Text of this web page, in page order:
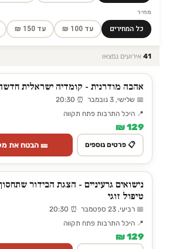
מחיר
כל המחירים עד 100 ₪ עד 150 ₪
41 אירועים נמצאו
אהבה מודרנית - קומדיה ישראלית
📅 שלישי, 3 נובמבר ⏰ 20:30
📍 היכל התרבות פתח תקווה
129 ₪
📋 פרטים נוספים 🎫 הבטח את
נישואים גרעיניים - הצגת הבידור
טיפול זוגי
📅 רביעי, 23 ספטמבר ⏰ 20:30
📍 היכל התרבות פתח תקווה
129 ₪